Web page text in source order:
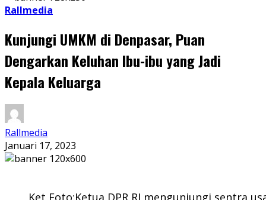
Rallmedia
Kunjungi UMKM di Denpasar, Puan
Dengarkan Keluhan Ibu-ibu yang Jadi
Kepala Keluarga
Rallmedia
Januari 17, 2023
Ket Foto:Ketua DPR RI mengunjungi sentra